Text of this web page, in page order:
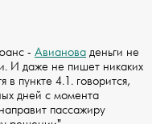
- Авианова деньги не
И даже не пишет никаких
пункте 4.1. говорится,
дней с момента
пассажиру